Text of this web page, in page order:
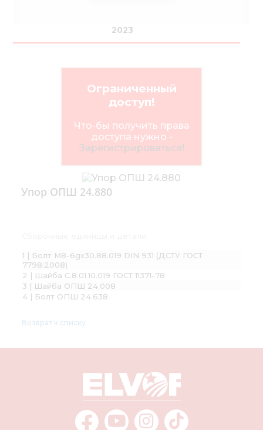
2023
Ограниченный
доступ!
Что-бы получить права
доступа нужно -
Зарегистрироваться!
Упор ОПШ 24.880
1 | Болт М8-6gх30.88.019 DIN 931 (ДСТУ ГОСТ
7798:2008)
2 | Шайба С.8.01.10.019 ГОСТ 11371-78
3 | Шайба ОПШ 24.008
4 | Болт ОПШ 24.638
Возврат к списку